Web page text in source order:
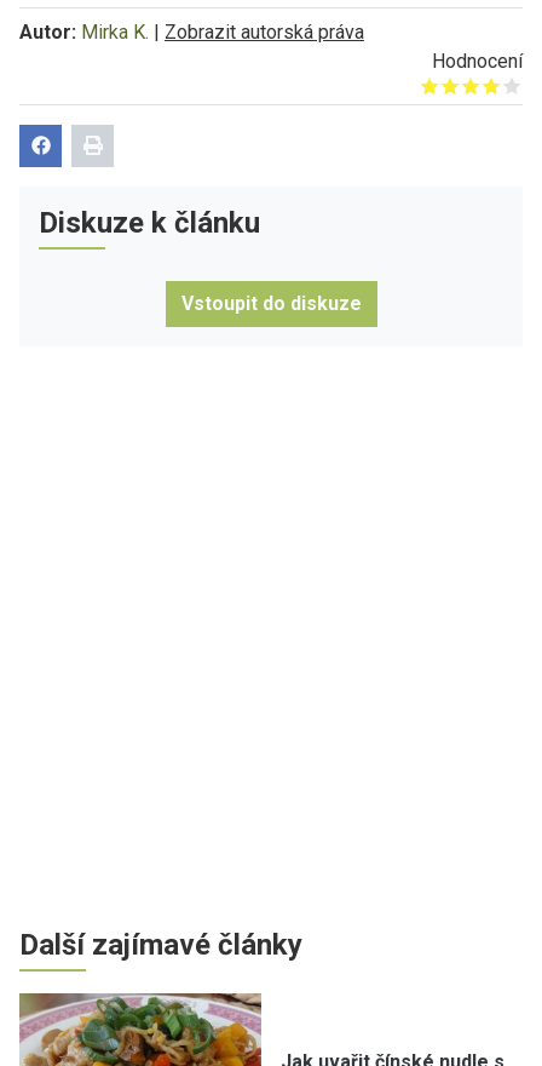
Autor: Mirka K. | Zobrazit autorská práva
Hodnocení
Give it 1/5
Give it 2/5
Give it 3/5
Give it 4/5
Give it 5/5
Diskuze k článku
Vstoupit do diskuze
Další zajímavé články
Jak uvařit čínské nudle s